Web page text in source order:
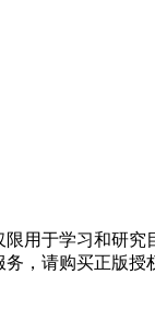
用于学习和研
，请购买正版